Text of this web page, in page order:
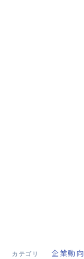
カテゴリ 企業動向